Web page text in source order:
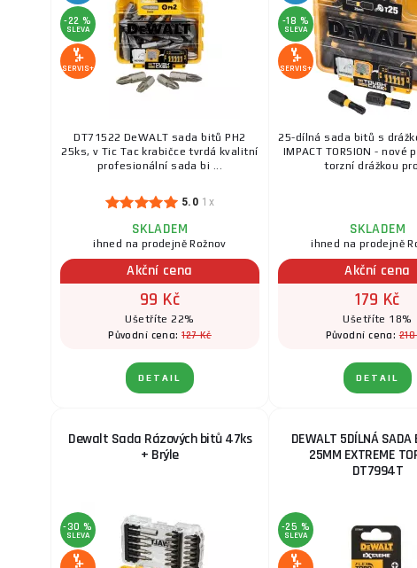
-22 %
SLEVA
SERVIS+
DT71522 DeWALT sada bitů PH2
25ks, v Tic Tac krabičce tvrdá kvalitní
profesionální sada bi ...
5.0 1x
SKLADEM
ihned na prodejně Rožnov
Akční cena
99 Kč
Ušetříte 22%
Původní cena:127 Kč
DETAIL
-18 %
SLEVA
SERVIS+
25-dílná sada bitů s
IMPACT TORSION - nové
torzní drážkou
SKLADEM
ihned na prodejně
Akční cena
179 Kč
Ušetříte 18%
Původní cena:
DETAIL
Dewalt Sada Rázových bitů 47ks
+ Brýle
-30 %
SLEVA
DEWALT 5DÍLNÁ SADA
25MM EXTREME
DT7994T
-25 %
SLEVA